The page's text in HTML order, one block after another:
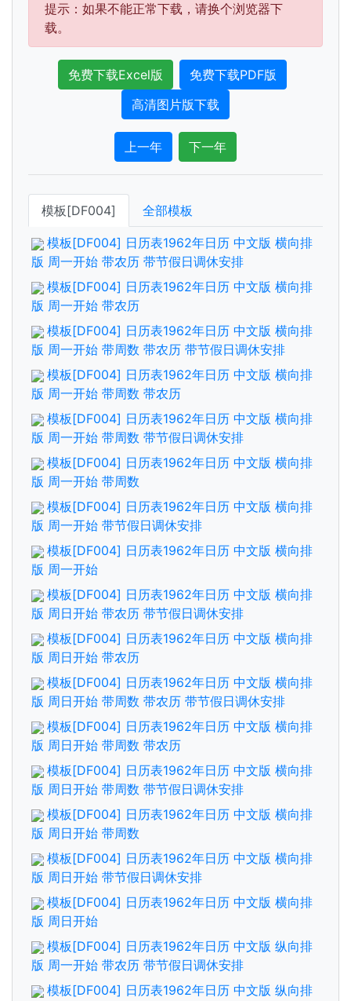
提示：如果不能正常下载，请换个浏览器下
载。
免费下载Excel版
免费下载PDF版
高清图片版下载
上一年 下一年
模板[DF004] 全部模板
模板[DF004] 日历表1962年日历 中文版 横向排
版 周一开始 带农历 带节假日调休安排
模板[DF004] 日历表1962年日历 中文版 横向排
版 周一开始 带农历
模板[DF004] 日历表1962年日历 中文版 横向排
版 周一开始 带周数 带农历 带节假日调休安排
模板[DF004] 日历表1962年日历 中文版 横向排
版 周一开始 带周数 带农历
模板[DF004] 日历表1962年日历 中文版 横向排
版 周一开始 带周数 带节假日调休安排
模板[DF004] 日历表1962年日历 中文版 横向排
版 周一开始 带周数
模板[DF004] 日历表1962年日历 中文版 横向排
版 周一开始 带节假日调休安排
模板[DF004] 日历表1962年日历 中文版 横向排
版 周一开始
模板[DF004] 日历表1962年日历 中文版 横向排
版 周日开始 带农历 带节假日调休安排
模板[DF004] 日历表1962年日历 中文版 横向排
版 周日开始 带农历
模板[DF004] 日历表1962年日历 中文版 横向排
版 周日开始 带周数 带农历 带节假日调休安排
模板[DF004] 日历表1962年日历 中文版 横向排
版 周日开始 带周数 带农历
模板[DF004] 日历表1962年日历 中文版 横向排
版 周日开始 带周数 带节假日调休安排
模板[DF004] 日历表1962年日历 中文版 横向排
版 周日开始 带周数
模板[DF004] 日历表1962年日历 中文版 横向排
版 周日开始 带节假日调休安排
模板[DF004] 日历表1962年日历 中文版 横向排
版 周日开始
模板[DF004] 日历表1962年日历 中文版 纵向排
版 周一开始 带农历 带节假日调休安排
模板[DF004] 日历表1962年日历 中文版 纵向排